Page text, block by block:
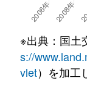
※出典：国土
s://
vlet）を加工